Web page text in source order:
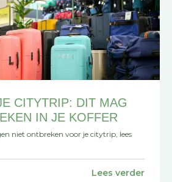
CITYTRIP: DIT MAG
IN JE KOFFER
niet ontbreken voor je citytrip, lees
Lees verder